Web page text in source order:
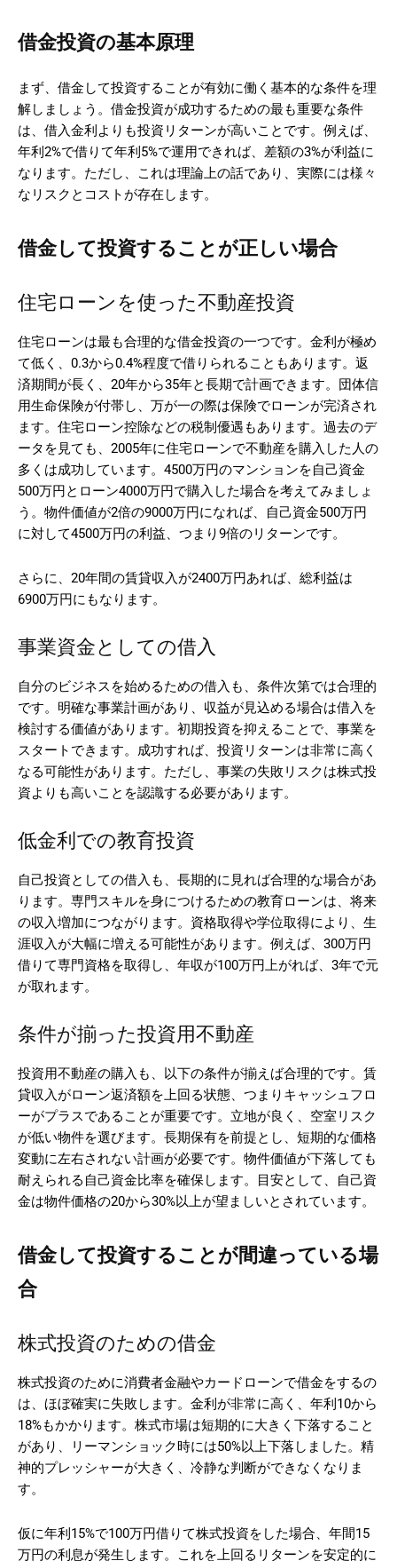
借金投資の基本原理
まず、借金して投資することが有効に働く基本的な条件を理
解しましょう。借金投資が成功するための最も重要な条件
は、借入金利よりも投資リターンが高いことです。例えば、
年利2%で借りて年利5%で運用できれば、差額の3%が利益に
なります。ただし、これは理論上の話であり、実際には様々
なリスクとコストが存在します。
借金して投資することが正しい場合
住宅ローンを使った不動産投資
住宅ローンは最も合理的な借金投資の一つです。金利が極め
て低く、0.3から0.4%程度で借りられることもあります。返
済期間が長く、20年から35年と長期で計画できます。団体信
用生命保険が付帯し、万が一の際は保険でローンが完済され
ます。住宅ローン控除などの税制優遇もあります。過去のデ
ータを見ても、2005年に住宅ローンで不動産を購入した人の
多くは成功しています。4500万円のマンションを自己資金
500万円とローン4000万円で購入した場合を考えてみましょ
う。物件価値が2倍の9000万円になれば、自己資金500万円
に対して4500万円の利益、つまり9倍のリターンです。
さらに、20年間の賃貸収入が2400万円あれば、総利益は
6900万円にもなります。
事業資金としての借入
自分のビジネスを始めるための借入も、条件次第では合理的
です。明確な事業計画があり、収益が見込める場合は借入を
検討する価値があります。初期投資を抑えることで、事業を
スタートできます。成功すれば、投資リターンは非常に高く
なる可能性があります。ただし、事業の失敗リスクは株式投
資よりも高いことを認識する必要があります。
低金利での教育投資
自己投資としての借入も、長期的に見れば合理的な場合があ
ります。専門スキルを身につけるための教育ローンは、将来
の収入増加につながります。資格取得や学位取得により、生
涯収入が大幅に増える可能性があります。例えば、300万円
借りて専門資格を取得し、年収が100万円上がれば、3年で元
が取れます。
条件が揃った投資用不動産
投資用不動産の購入も、以下の条件が揃えば合理的です。賃
貸収入がローン返済額を上回る状態、つまりキャッシュフロ
ーがプラスであることが重要です。立地が良く、空室リスク
が低い物件を選びます。長期保有を前提とし、短期的な価格
変動に左右されない計画が必要です。物件価値が下落しても
耐えられる自己資金比率を確保します。目安として、自己資
金は物件価格の20から30%以上が望ましいとされています。
借金して投資することが間違っている場
合
株式投資のための借金
株式投資のために消費者金融やカードローンで借金をするの
は、ほぼ確実に失敗します。金利が非常に高く、年利10から
18%もかかります。株式市場は短期的に大きく下落すること
があり、リーマンショック時には50%以上下落しました。精
神的プレッシャーが大きく、冷静な判断ができなくなりま
す。
仮に年利15%で100万円借りて株式投資をした場合、年間15
万円の利息が発生します。これを上回るリターンを安定的に